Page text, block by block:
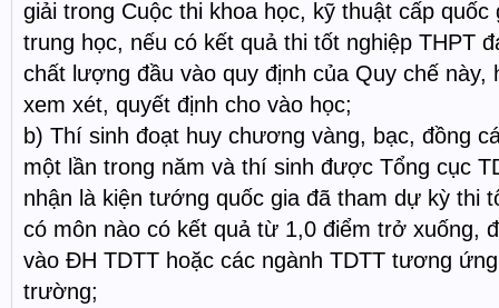
giải trong Cuộc thi khoa học, kỹ thuật cấp quốc
trung học, nếu có kết quả thi tốt nghiệp THPT
chất lượng đầu vào quy định của Quy chế
xem xét, quyết định cho vào học;
b) Thí sinh đoạt huy chương vàng, bạc, đồng
một lần trong năm và thí sinh được Tổng cục
nhận là kiện tướng quốc gia đã tham dự kỳ thi
có môn nào có kết quả từ 1,0 điểm trở xuống,
vào ĐH TDTT hoặc các ngành TDTT tương
trường;